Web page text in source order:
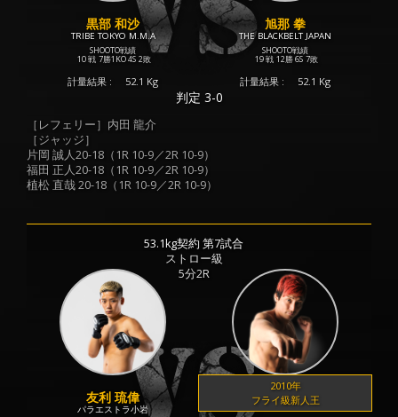
黒部 和沙
TRIBE TOKYO M.M.A
SHOOTO戦績
10 戦 7勝1KO 4S 2敗
計量結果 : 52.1 Kg
旭那 拳
THE BLACKBELT JAPAN
SHOOTO戦績
19 戦 12勝 6S 7敗
計量結果 : 52.1 Kg
判定 3-0
［レフェリー］内田 龍介
［ジャッジ］
片岡 誠人20-18（1R 10-9／2R 10-9）
福田 正人20-18（1R 10-9／2R 10-9）
植松 直哉 20-18（1R 10-9／2R 10-9）
53.1kg契約 第7試合
ストロー級
5分2R
友利 琉偉
パラエストラ小岩
2010年
フライ級新人王